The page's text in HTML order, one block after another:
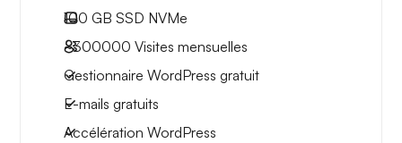
100 GB SSD NVMe
~300000 Visites mensuelles
Gestionnaire WordPress gratuit
E-mails gratuits
Accélération WordPress